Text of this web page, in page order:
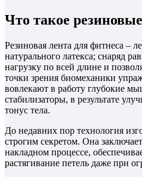
Что такое
Резиновая лента для фитнеса –
натурального латекса; снаряд
нагрузку по всей длине и
точки зрения биомеханики
вовлекают в работу глубокие
стабилизаторы, в результате
тонус тела.
До недавних пор технология
строгим секретом. Она
накладном процессе,
растягивание петель даже при